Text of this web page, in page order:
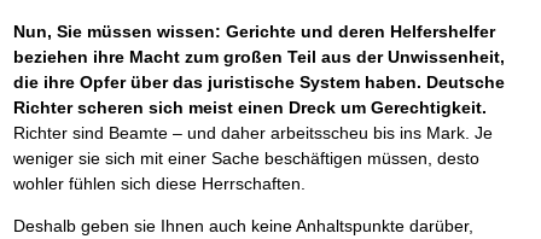
Nun, Sie müssen wissen: Gerichte und deren Helfershelfer
beziehen ihre Macht zum großen Teil aus der Unwissenheit,
die ihre Opfer über das juristische System haben. Deutsche
Richter scheren sich meist einen Dreck um Gerechtigkeit.
Richter sind Beamte – und daher arbeitsscheu bis ins Mark. Je
weniger sie sich mit einer Sache beschäftigen müssen, desto
wohler fühlen sich diese Herrschaften.
Deshalb geben sie Ihnen auch keine Anhaltspunkte darüber,